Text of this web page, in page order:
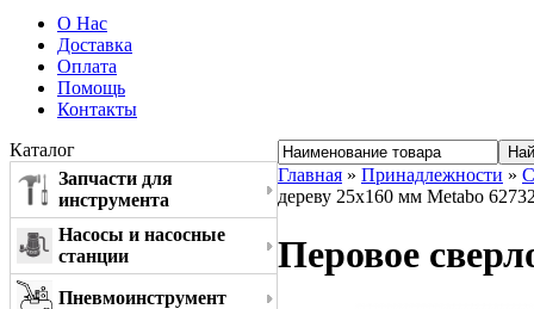
О Нас
Доставка
Оплата
Помощь
Контакты
Каталог
Запчасти для
инструмента
Насосы и насосные
станции
Пневмоинструмент
Главная » Принадлежности »
дереву 25x160 мм Metabo
Перовое